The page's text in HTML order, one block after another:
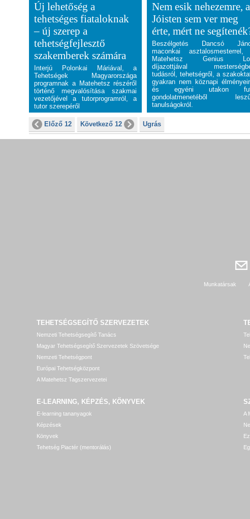
Új lehetőség a
tehetséges fiataloknak
– új szerep a
tehetségfejlesztő
szakemberek számára
Interjú Polonkai Máriával, a
Tehetségek Magyarországa
programnak a Matehetsz részéről
történő megvalósítása szakmai
vezetőjével a tutorprogramról, a
tutor szerepéről
Nem esik nehezemre, a
Jóisten sem ver meg
érte, mért ne
Beszélgetés Dancsó
maconkai asztalosmesterrel,
Matehetsz Genius
díjazottjával
tudásról, tehetségről, a
gyakran nem köznapi
és egyéni utakon
gondolatmenetéből
tanulságokról.
Előző 12 Következő 12 Ugrás
Munkatársak
TEHETSÉGSEGÍTŐ SZERVEZETEK
Nemzeti Tehetségsegítő Tanács
Magyar Tehetségsegítő Szervezetek Szövetsége
Nemzeti Tehetségpont
Európai Tehetségközpont
A Matehetsz Tagszervezetei
E-LEARNING, KÉPZÉS, KÖNYVEK
E-learning tananyagok
Képzések
Könyvek
Tehetség Piactér (mentorálás)
A